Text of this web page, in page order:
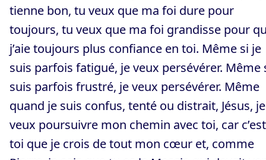
tienne bon, tu veux que ma foi dure pour
toujours, tu veux que ma foi grandisse pour
j’aie toujours plus confiance en toi. Même si je
suis parfois fatigué, je veux persévérer. Même
suis parfois frustré, je veux persévérer. Même
quand je suis confus, tenté ou distrait, Jésus, je
veux poursuivre mon chemin avec toi, car
toi que je crois de tout mon cœur et, comme